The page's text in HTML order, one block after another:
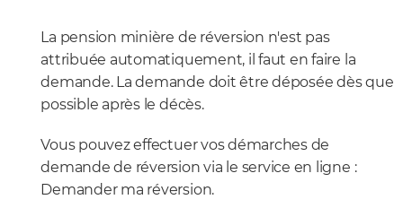
La pension minière de réversion n'est pas
attribuée automatiquement, il faut en faire la
demande. La demande doit être déposée dès que
possible après le décès.
Vous pouvez effectuer vos démarches de
demande de réversion via le service en ligne :
Demander ma réversion.